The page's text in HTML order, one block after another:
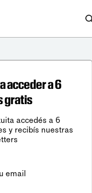
acceder a 6
gratis
accedés a 6
y recibís nuestras
email